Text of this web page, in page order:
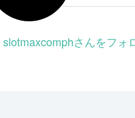
slotmaxcomphさんをフォ